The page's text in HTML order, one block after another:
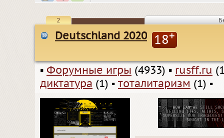
2
Deutschland 2020 18+
▪ Форумные игры (4933) ▪ rusff.ru
диктатура (1) ▪ тоталитаризм (1) ▪